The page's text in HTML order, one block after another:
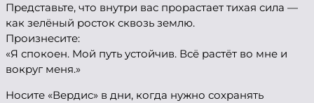
Представьте, что внутри вас прорастает тихая сила —
как зелёный росток сквозь землю.
Произнесите:
«Я спокоен. Мой путь устойчив. Всё растёт во мне и
вокруг меня.»
Носите «Вердис» в дни, когда нужно сохранять